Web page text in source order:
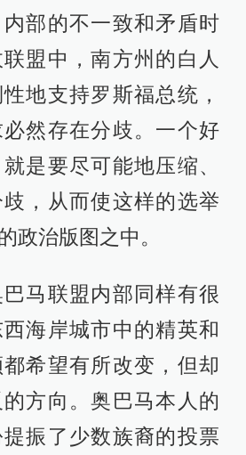
部的不一致和矛盾时
盟中，南方州的白人
地支持罗斯福总统，
然存在分歧。一个好
是要尽可能地压缩、
，从而使这样的选举
政治版图之中。
马联盟内部同样有很
海岸城市中的精英和
希望有所改变，但却
方向。奥巴马本人的
振了少数族裔的投票